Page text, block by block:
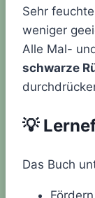
Sehr
weniger
Alle Mal-
schwarze
💡
Das Buch